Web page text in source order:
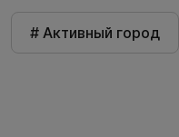
# Активный город